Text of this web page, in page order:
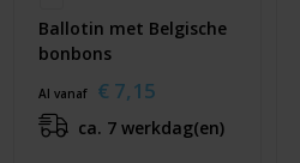
Ballotin met Belgische
bonbons
Al vanaf € 7,15
ca. 7 werkdag(en)